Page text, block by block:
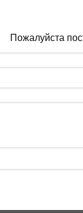
Пожалуйста